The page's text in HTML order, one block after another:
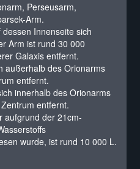
Perseusarm,
Arm.
Innenseite sich
Arm ist rund 30 000
Galaxis entfernt.
außerhalb des Orionarms
entfernt.
innerhalb des Orionarms
entfernt.
aufgrund der 21cm-
wurde, ist rund 10 000 L.